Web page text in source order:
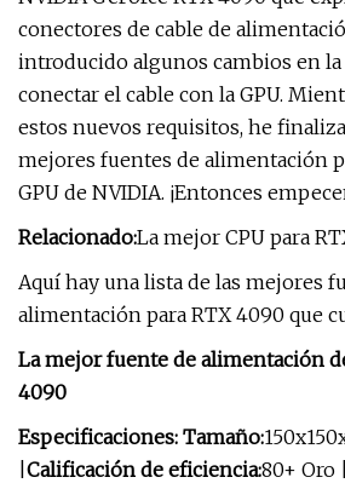
conectores de cable de
introducido algunos cambios en
conectar el cable con la GPU.
estos nuevos requisitos, he
mejores fuentes de alimentación
GPU de NVIDIA. ¡Entonces
Relacionado:La mejor CPU para
Aquí hay una lista de las mejores
alimentación para RTX 4090 que
La mejor fuente de alimentación
4090
Especificaciones: Tamaño:
Calificación de eficiencia:80+ Oro |